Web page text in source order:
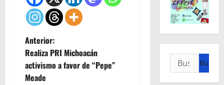
N
a
Anterior:
Realiza PRI Michoacán
activismo a favor de “Pepe”
Meade
Buscar: